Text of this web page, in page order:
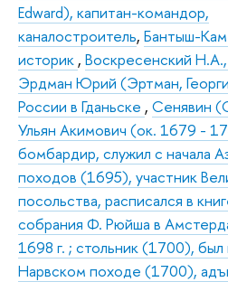
Edward), капитан-командор,
каналостроитель, Бантыш-
историк , Воскресенский
Эрдман Юрий (Эртман,
России в Гданьске , Сенявин
Ульян Акимович (ок. 1679 -
бомбардир, служил с начала
походов (1695), участник
посольства, расписался в
собрания Ф. Рюйша в
1698 г. ; стольник (1700),
Нарвском походе (1700),